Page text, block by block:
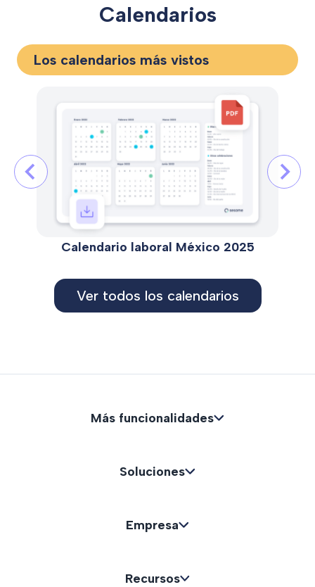
Calendarios
Los calendarios más vistos
Calendario laboral México 2025
Ver todos los calendarios
Más funcionalidades
Soluciones
Empresa
Recursos